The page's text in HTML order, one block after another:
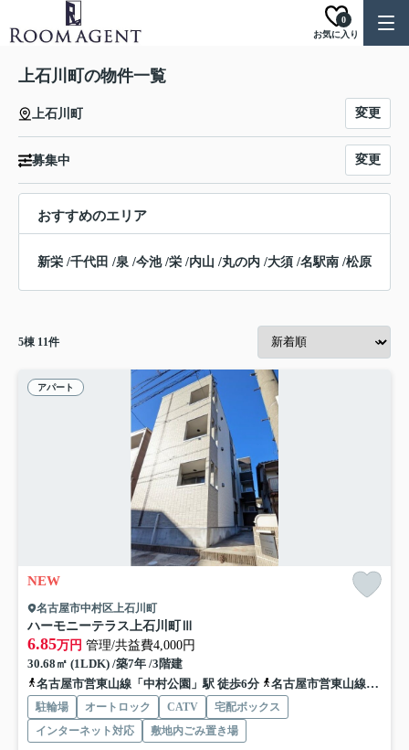
お気に入り
0
上石川町の物件一覧
上石川町 変更
募集中 変更
おすすめのエリア
新栄 /千代田 /泉 /今池/栄 /内山 /丸の内 /大須 /名駅南 /松原
5棟 11件
アパート
NEW
名古屋市中村区上石川町
ハーモニーテラス上石川町Ⅲ
6.85万円 管理/共益費4,000円
30.68㎡ (1LDK) /築7年 /3階建
名古屋市営東山線「中村公園」駅 徒歩6分
名古屋市営東山線「岩塚」駅 徒歩10分
駐輪場 オートロック CATV
宅配ボックス
インターネット対応
敷地内ごみ置き場